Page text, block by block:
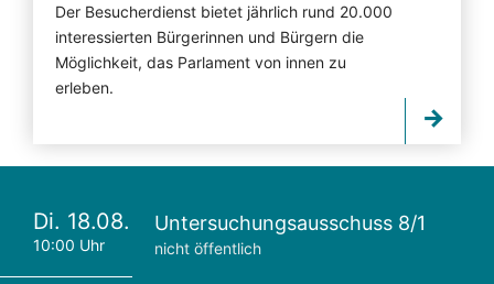
Der Besucherdienst bietet jährlich rund 20.000
interessierten Bürgerinnen und Bürgern die
Möglichkeit, das Parlament von innen zu
erleben.
Di. 18.08.
10:00 Uhr
Untersuchungsausschuss 8/1
nicht öffentlich